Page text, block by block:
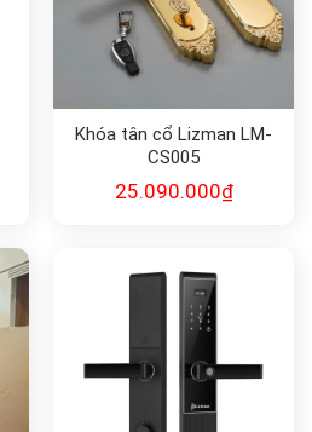
Khóa tân cổ Lizman LM-
CS005
25.090.000₫